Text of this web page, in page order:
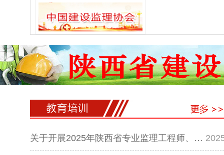
关于开展2025年陕西省专业监理工程师、…